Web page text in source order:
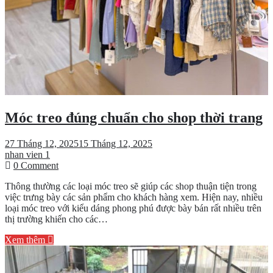
Móc treo đúng chuẩn cho shop thời trang
27 Tháng 12, 202515 Tháng 12, 2025
nhan vien 1
0 Commenton
treo
đúng
chuẩn
cho
trang
Thông thường các loại móc treo sẽ giúp các shop thuận tiện trong
việc trưng bày các sản phẩm cho khách hàng xem. Hiện nay, nhiều
loại móc treo với kiểu dáng phong phú được bày bán rất nhiều trên
thị trường khiến cho các…
Xem thêm